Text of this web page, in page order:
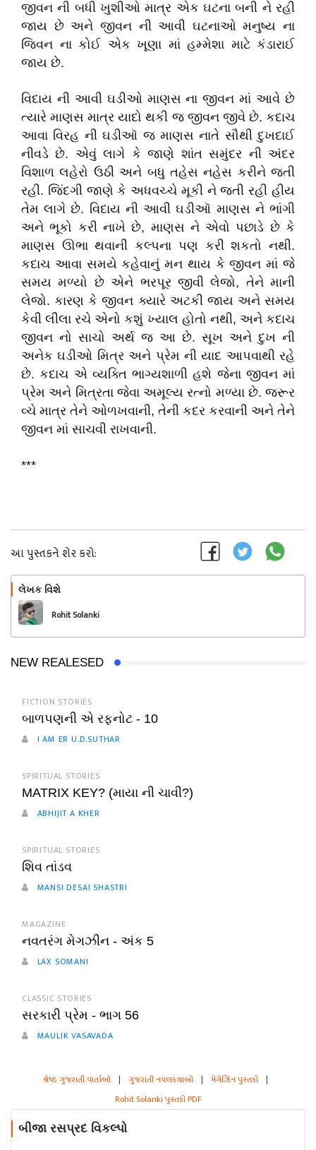
જીવન ની બધી ખુશીઓ માત્ર એક ઘટના બની ને રહી
જાય છે અને જીવન ની આવી ઘટનાઓ મનુષ્ય ના
જિવન ના કોઈ એક ખૂણા માં હમ્મેશા માટે કંડારાઈ
જાય છે.
વિદાય ની આવી ઘડીઓ માણસ ના જીવન માં આવે છે
ત્યારે માણસ માત્ર યાદો થકી જ જીવન જીવે છે. કદાચ
આવા વિરહ ની ઘડીઑ જ માણસ નાતે સૌથી દુખદાઈ
નીવડે છે. એવું લાગે કે જાણે શાંત સમુંદર ની અંદર
વિશાળ લહેરો ઉઠી અને બધુ તહેસ નહેસ કરીને જતી
રહી. જિંદગી જાણે કે અધવચ્ચે મૂકી ને જતી રહી હીય
તેમ લાગે છે. વિદાય ની આવી ઘડીઑ માણસ ને ભાંગી
અને ભૂકો કરી નાખે છે, માણસ ને એવો પછાડે છે કે
માણસ ઊભા થવાની કલ્પના પણ કરી શકતો નથી.
કદાચ આવા સમયે કહેવાનું મન થાય કે જીવન માં જે
સમય મળ્યો છે એને ભરપૂર જીવી લેજો, તેને માની
લેજો. કારણ કે જીવન ક્યારે અટકી જાય અને સમય
કેવી લીલા રચે એનો કશું ખ્યાલ હોતો નથી, અને કદાચ
જીવન નો સાચો અર્થ જ આ છે. સૂખ અને દુખ ની
અનેક ઘડીઓ મિત્ર અને પ્રેમ ની યાદ આપવાથી રહે
છે. કદાચ એ વ્યક્તિ ભાગ્યશાળી હશે જેના જીવન માં
પ્રેમ અને મિત્રતા જેવા અમૂલ્ય રત્નો મળ્યા છે. જરૂર
વ્ચે માત્ર તેને ઓળખવાની, તેની કદર કરવાની અને તેને
જીવન માં સાચવી રાખવાની.
***
આ પુસ્તકને શેર કરો:
લેખક વિશે
Rohit Solanki
NEW REALESED
FICTION STORIES
બાળપણની એ રફનોટ - 10
I AM ER U.D.SUTHAR
SPIRITUAL STORIES
MATRIX KEY? (માયા ની ચાવી?)
ABHIJIT A KHER
SPIRITUAL STORIES
શિવ તાંડવ
MANSI DESAI SHASTRI
MAGAZINE
નવતરંગ મેગઝીન - અંક 5
LAX SOMANI
CLASSIC STORIES
સરકારી પ્રેમ - ભાગ 56
MAULIK VASAVADA
શ્રેષ્ઠ ગુજરાતી વાર્તાઓ | ગુજરાતી નવલકથાઓ | મેગેઝિન પુસ્તકો |
Rohit Solanki પુસ્તકો PDF
બીજા રસપ્રદ વિકલ્પો